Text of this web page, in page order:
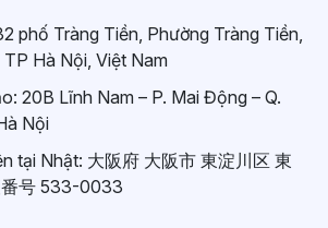
phố Tràng Tiền, Phường Tràng Tiền,
Hà Nội, Việt Nam
20B Lĩnh Nam – P. Mai Động – Q.
Nội
tại Nhật: 大阪府 大阪市 東淀川区 東
番号 533-0033